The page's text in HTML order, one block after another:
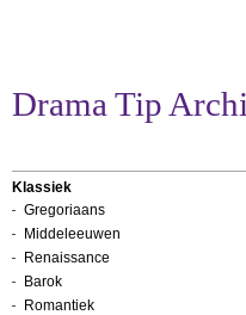
Drama Tip
Klassiek
Gregoriaans
Middeleeuwen
Renaissance
Barok
Romantiek